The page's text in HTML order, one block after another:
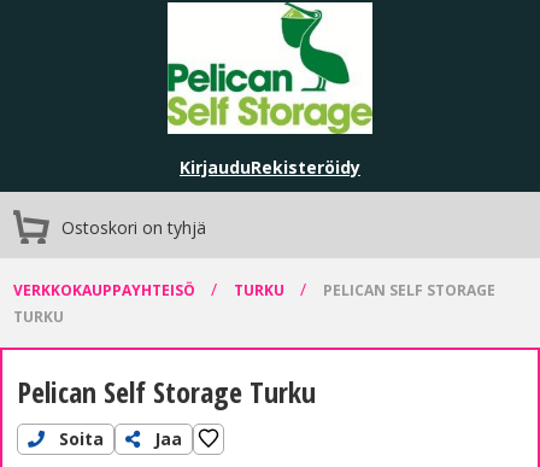
KirjauduRekisteröidy
Ostoskori on tyhjä
VERKKOKAUPPAYHTEISÖ / TURKU /
PELICAN SELF STORAGE
TURKU
Pelican Self Storage Turku
Soita
Jaa